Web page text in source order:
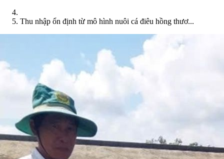
Thu nhập ổn định từ mô hình nuôi cá điêu hồng thươ...